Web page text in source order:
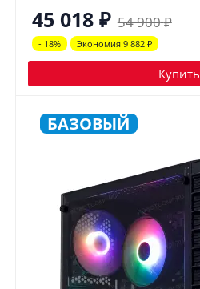
45 018 ₽ 54 900₽
- 18% Экономия 9 882 ₽
Купить
БАЗОВЫЙ